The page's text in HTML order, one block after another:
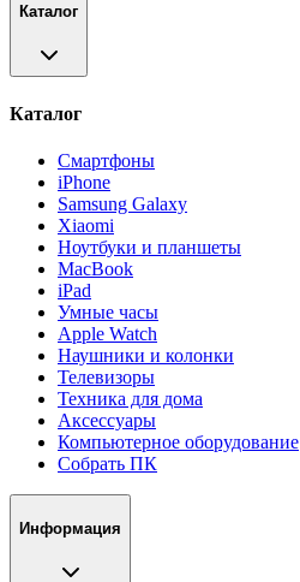
Каталог
Каталог
Смартфоны
iPhone
Samsung Galaxy
Xiaomi
Ноутбуки и планшеты
MacBook
iPad
Умные часы
Apple Watch
Наушники и колонки
Телевизоры
Техника для дома
Аксессуары
Компьютерное оборудование
Собрать ПК
Информация